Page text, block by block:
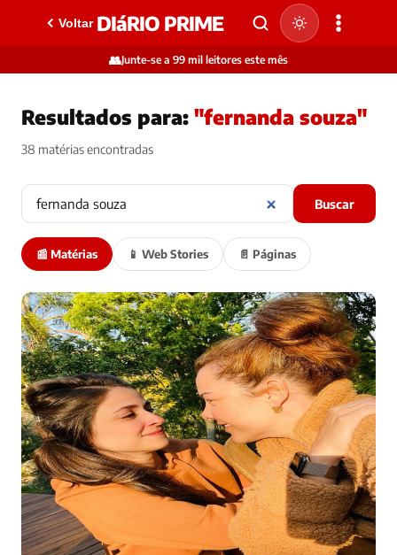
Voltar DIáRIO PRIME
👥Junte-se a 99 mil leitores este mês
Resultados para: "fernanda souza"
38 matérias encontradas
Buscar
📰 Matérias 📱 Web Stories 📄 Páginas